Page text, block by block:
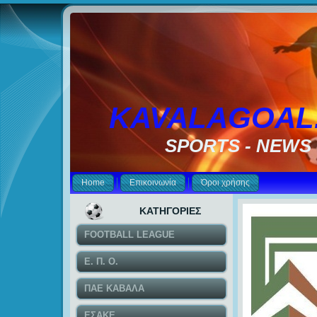
SPORTS - NEWS
Home Επικοινωνία Όροι χρήσης
ΚΑΤΗΓΟΡΙΕΣ
FOOTBALL LEAGUE
Ε. Π. Ο.
ΠΑΕ ΚΑΒΑΛΑ